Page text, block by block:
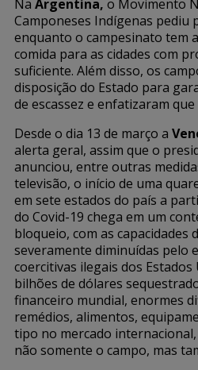
Na Argentina, o Movimento
Camponeses Indígenas pediu
enquanto o campesinato tem
comida para as cidades com
suficiente. Além disso, os
disposição do Estado para
de escassez e enfatizaram
Desde o dia 13 de março a
alerta geral, assim que o
anunciou, entre outras
televisão, o início de uma
em sete estados do país a
do Covid-19 chega em um
bloqueio, com as capacidades
severamente diminuídas pelo
coercitivas ilegais dos
bilhões de dólares
financeiro mundial, enormes
remédios, alimentos,
tipo no mercado
não somente o campo, mas